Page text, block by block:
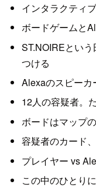
インタラクティ
ボードゲームと
ST.NOIREとい
つける
Alexaのスピーカ
12人の容疑者。
ボードはマップ
容疑者のカード
プレイヤー vs
この中のひとり